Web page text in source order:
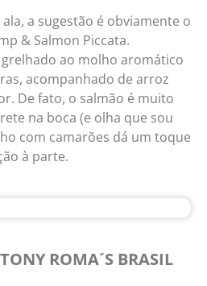
a sugestão é obviamente o
& Salmon Piccata.
ao molho aromático
acompanhado de arroz
De fato, o salmão é muito
na boca (e olha que sou
com camarões dá um toque
à parte.
ROMA´S BRASIL